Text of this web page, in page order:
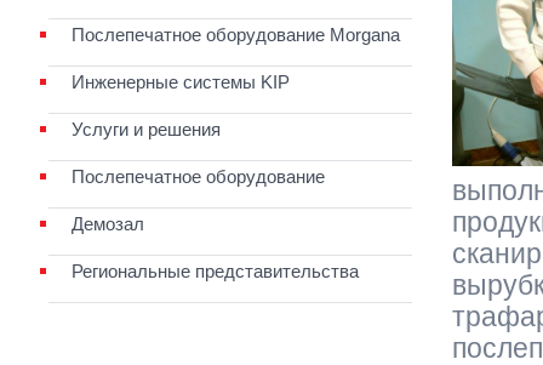
Послепечатное оборудование Morgana
Инженерные системы KIP
Услуги и решения
Послепечатное оборудование
Демозал
Региональные представительства